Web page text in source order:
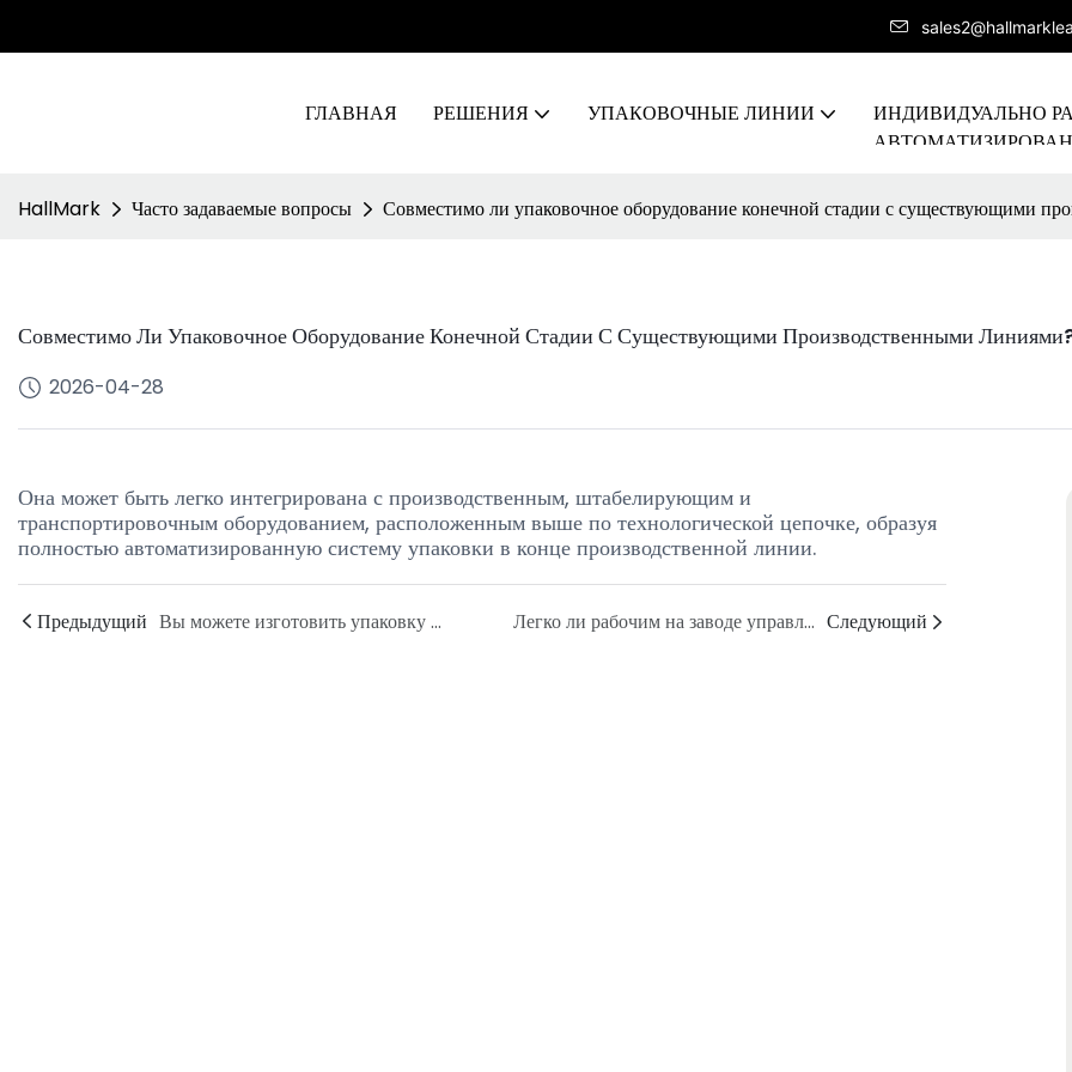
ГЛАВНАЯ РЕШЕНИЯ УПАКОВОЧНЫЕ ЛИНИИ
ИНДИВИДУАЛЬНО
HallMark Часто задаваемые вопросы Совместимо ли упаковочное оборудование конечной стадии с существующими
Совместимо Ли Упаковочное Оборудование Конечной Стадии С Существующими Производственными
2026-04-28
Она может быть легко интегрирована с производственным, штабелирующим и
транспортировочным оборудованием, расположенным выше по технологической цепочке, образуя
полностью автоматизированную систему упаковки в конце производственной линии.
Предыдущий Вы можете изготовить упаковку на заключительном этапе производства, адаптированную под разные размеры и вес? Легко ли рабочим на заводе управлять упаковочной машиной на заключительном этапе производственной линии? Следующий